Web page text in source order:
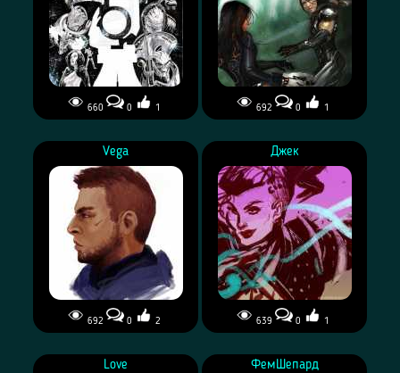
660 0 1 692 0 1
Vega
692 0 2
Джек
639 0 1
Love ФемШепард